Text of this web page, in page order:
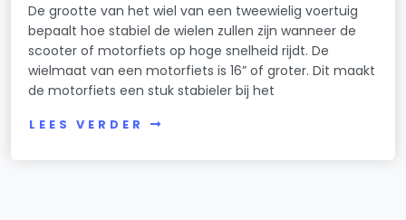
De grootte van het wiel van een tweewielig voertuig
bepaalt hoe stabiel de wielen zullen zijn wanneer de
scooter of motorfiets op hoge snelheid rijdt. De
wielmaat van een motorfiets is 16” of groter. Dit maakt
de motorfiets een stuk stabieler bij het
LEES VERDER